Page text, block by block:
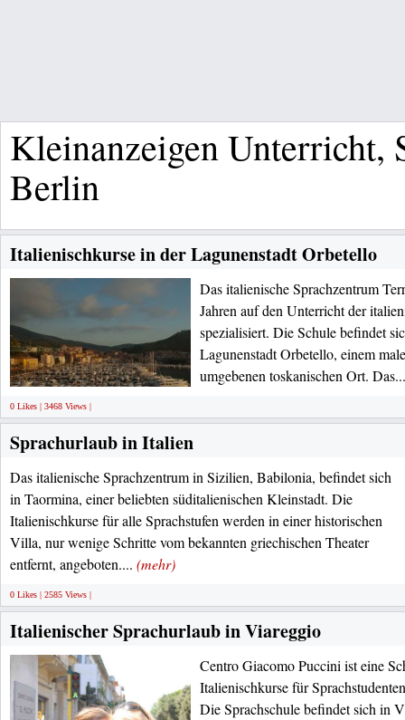
Kleinanzeigen Unterricht,
Berlin
Italienischkurse in der Lagunenstadt Orbetello
Das italienische Sprachzentrum
Jahren auf den Unterricht der
spezialisiert. Die Schule befindet
Lagunenstadt Orbetello, einem
umgebenen toskanischen Ort.
0 Likes | 3468 Views |
Sprachurlaub in Italien
Das italienische Sprachzentrum in Sizilien, Babilonia, befindet sich
in Taormina, einer beliebten süditalienischen Kleinstadt. Die
Italienischkurse für alle Sprachstufen werden in einer historischen
Villa, nur wenige Schritte vom bekannten griechischen Theater
entfernt, angeboten.... (mehr)
0 Likes | 2585 Views |
Italienischer Sprachurlaub in Viareggio
Centro Giacomo Puccini ist eine
Italienischkurse für
Die Sprachschule befindet sich in